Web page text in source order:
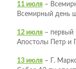
11 июля –
Всемирный день
12 июля – первый
Апостолы Петр и
13 июля – Г.